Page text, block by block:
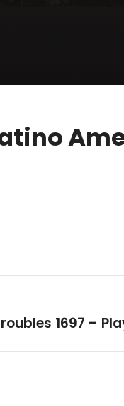
1697 –